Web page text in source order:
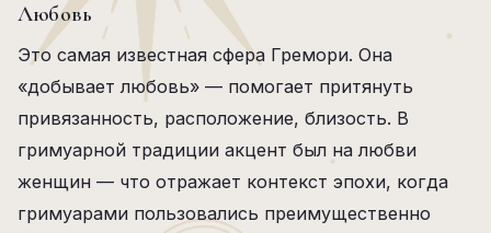
Любовь
Это самая известная сфера Гремори. Она
«добывает любовь» — помогает притянуть
привязанность, расположение, близость. В
гримуарной традиции акцент был на любви
женщин — что отражает контекст эпохи, когда
гримуарами пользовались преимущественно